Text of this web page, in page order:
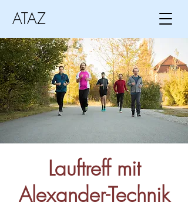
ATAZ
Lauftreff mit
Alexander-Technik